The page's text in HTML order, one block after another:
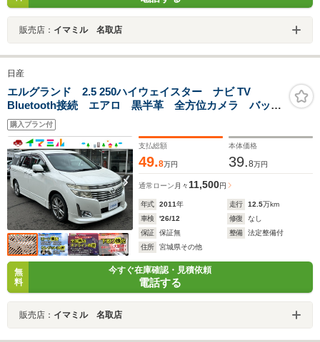
販売店： イマミル 名取店
日産
エルグランド 2.5 250ハイウェイスター ナビ TV
Bluetooth接続 エアロ 黒半革 全方位カメラ バック
カメラ フリップダウンモニター 両側パワースライド
ドア クルコン エアロ 黒半革
購入プラン付
支払総額
49.8万円
本体価格
39.8万円
通常ローン 月々 11,500円
年式 2011年 走行 12.5万km
車検
'26/12 修復
なし
保証
保証無 整備
法定整備付
住所
宮城県その他
無
料
今すぐ在庫確認・見積依頼
電話する
販売店： イマミル 名取店